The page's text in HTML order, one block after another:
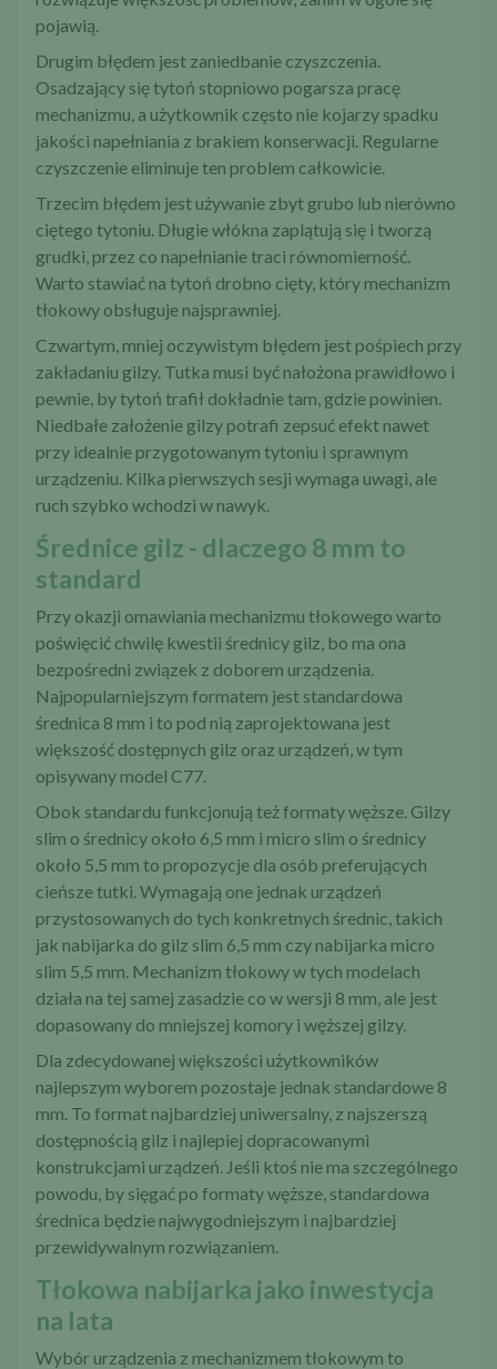
pojawią.
Drugim błędem jest zaniedbanie czyszczenia.
Osadzający się tytoń stopniowo pogarsza pracę
mechanizmu, a użytkownik często nie kojarzy spadku
jakości napełniania z brakiem konserwacji. Regularne
czyszczenie eliminuje ten problem całkowicie.
Trzecim błędem jest używanie zbyt grubo lub nierówno
ciętego tytoniu. Długie włókna zaplątują się i tworzą
grudki, przez co napełnianie traci równomierność.
Warto stawiać na tytoń drobno cięty, który mechanizm
tłokowy obsługuje najsprawniej.
Czwartym, mniej oczywistym błędem jest pośpiech przy
zakładaniu gilzy. Tutka musi być nałożona prawidłowo i
pewnie, by tytoń trafił dokładnie tam, gdzie powinien.
Niedbałe założenie gilzy potrafi zepsuć efekt nawet
przy idealnie przygotowanym tytoniu i sprawnym
urządzeniu. Kilka pierwszych sesji wymaga uwagi, ale
ruch szybko wchodzi w nawyk.
Średnice gilz - dlaczego 8 mm to
standard
Przy okazji omawiania mechanizmu tłokowego warto
poświęcić chwilę kwestii średnicy gilz, bo ma ona
bezpośredni związek z doborem urządzenia.
Najpopularniejszym formatem jest standardowa
średnica 8 mm i to pod nią zaprojektowana jest
większość dostępnych gilz oraz urządzeń, w tym
opisywany model C77.
Obok standardu funkcjonują też formaty węższe. Gilzy
slim o średnicy około 6,5 mm i micro slim o średnicy
około 5,5 mm to propozycje dla osób preferujących
cieńsze tutki. Wymagają one jednak urządzeń
przystosowanych do tych konkretnych średnic, takich
jak nabijarka do gilz slim 6,5 mm czy nabijarka micro
slim 5,5 mm. Mechanizm tłokowy w tych modelach
działa na tej samej zasadzie co w wersji 8 mm, ale jest
dopasowany do mniejszej komory i węższej gilzy.
Dla zdecydowanej większości użytkowników
najlepszym wyborem pozostaje jednak standardowe 8
mm. To format najbardziej uniwersalny, z najszerszą
dostępnością gilz i najlepiej dopracowanymi
konstrukcjami urządzeń. Jeśli ktoś nie ma szczególnego
powodu, by sięgać po formaty węższe, standardowa
średnica będzie najwygodniejszym i najbardziej
przewidywalnym rozwiązaniem.
Tłokowa nabijarka jako inwestycja
na lata
Wybór urządzenia z mechanizmem tłokowym to